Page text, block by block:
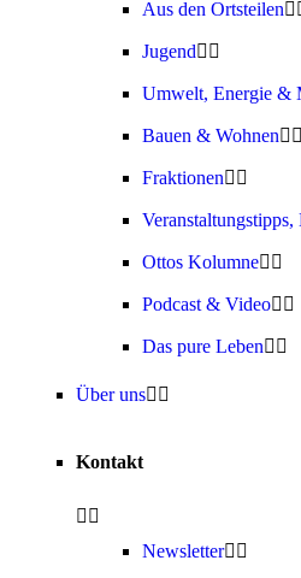
Aus den Ortsteilen
Jugend
Umwelt, Energie &
Bauen & Wohnen
Fraktionen
Ottos Kolumne
Podcast & Video
Das pure Leben
Über uns
Kontakt
Newsletter